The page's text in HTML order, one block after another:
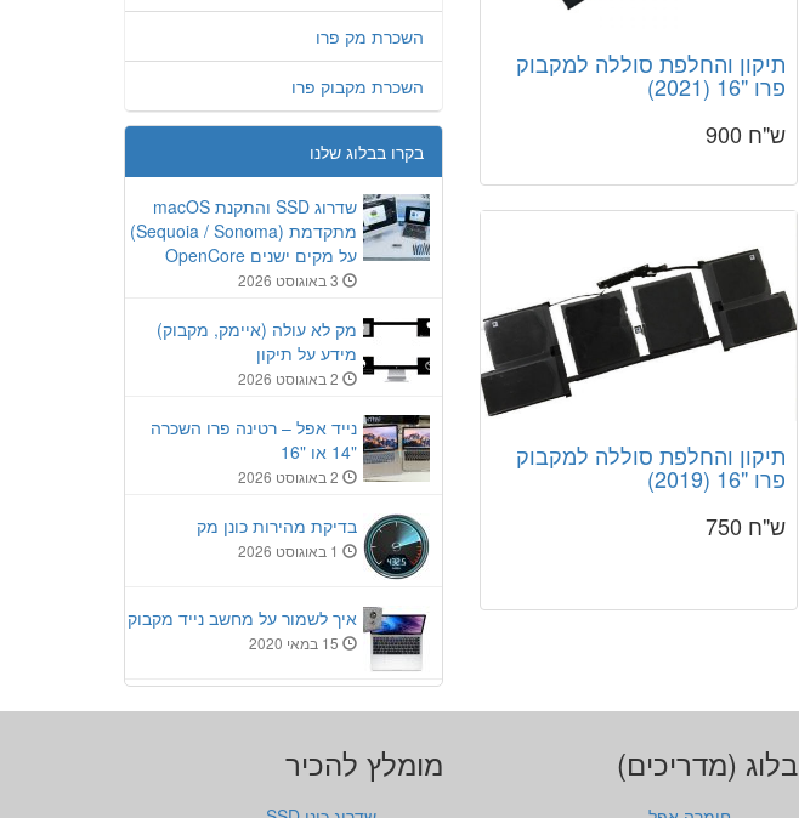
השכרת מק פרו
השכרת מקבוק פרו
בקרו בבלוג שלנו
שדרוג SSD והתקנת macOS
מתקדמת (Sequoia / Sonoma)
על מקים ישנים OpenCore
מק לא עולה (איימק, מקבוק)
מידע על תיקון
נייד אפל – רטינה פרו השכרה
"14 או "16
בדיקת מהירות כונן מק
איך לשמור על מחשב נייד מקבוק
תיקון והחלפת סוללה למקבוק
פרו "16 (2021)
ש"ח 900
תיקון והחלפת סוללה למקבוק
פרו "16 (2019)
ש"ח 750
מומלץ להכיר בלוג (מדריכים)